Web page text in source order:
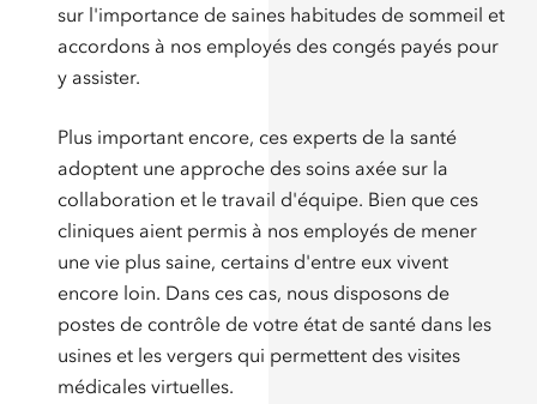
sur l'importance de saines habitudes de sommeil et
accordons à nos employés des congés payés pour
y assister.
Plus important encore, ces experts de la santé
adoptent une approche des soins axée sur la
collaboration et le travail d'équipe. Bien que ces
cliniques aient permis à nos employés de mener
une vie plus saine, certains d'entre eux vivent
encore loin. Dans ces cas, nous disposons de
postes de contrôle de votre état de santé dans les
usines et les vergers qui permettent des visites
médicales virtuelles.